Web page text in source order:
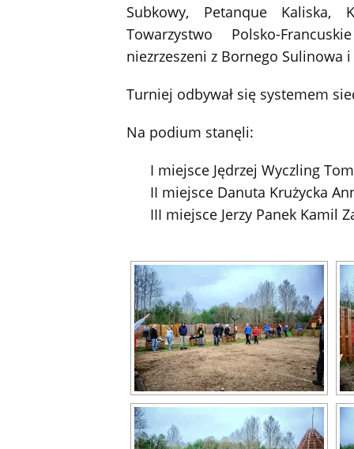
Subkowy, Petanque Kaliska,
Towarzystwo Polsko-
niezrzeszeni z Bornego Sulinowa
Turniej odbywał się systemem
Na podium stanęli:
I miejsce Jędrzej Wyczling
II miejsce Danuta Krużycka
III miejsce Jerzy Panek Kamil